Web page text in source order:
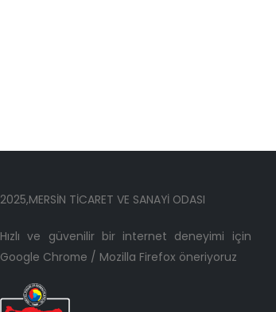
2025,MERSİN TİCARET VE SANAYİ ODASI
Hızlı ve güvenilir bir internet deneyimi için
Google Chrome / Mozilla Firefox öneriyoruz